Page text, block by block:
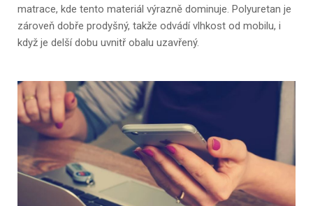
matrace, kde tento materiál výrazně dominuje. Polyuretan je
zároveň dobře prodyšný, takže odvádí vlhkost od mobilu, i
když je delší dobu uvnitř obalu uzavřený.